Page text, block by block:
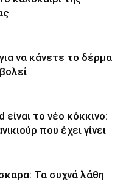
να κάνετε το δέρμα
είναι το νέο κόκκινο:
που έχει γίνει
Τα συχνά λάθη